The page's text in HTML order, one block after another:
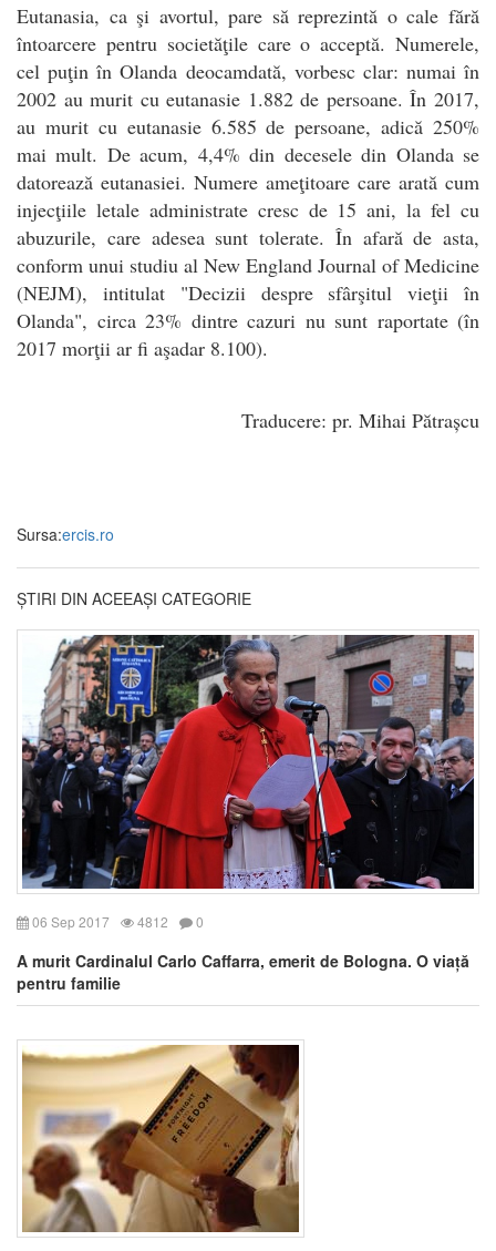
Eutanasia, ca şi avortul, pare să reprezintă o cale fără
întoarcere pentru societăţile care o acceptă. Numerele,
cel puţin în Olanda deocamdată, vorbesc clar: numai în
2002 au murit cu eutanasie 1.882 de persoane. În 2017,
au murit cu eutanasie 6.585 de persoane, adică 250%
mai mult. De acum, 4,4% din decesele din Olanda se
datorează eutanasiei. Numere ameţitoare care arată cum
injecţiile letale administrate cresc de 15 ani, la fel cu
abuzurile, care adesea sunt tolerate. În afară de asta,
conform unui studiu al New England Journal of Medicine
(NEJM), intitulat "Decizii despre sfârşitul vieţii în
Olanda", circa 23% dintre cazuri nu sunt raportate (în
2017 morţii ar fi aşadar 8.100).
Traducere: pr. Mihai Pătrașcu
Sursa:ercis.ro
ȘTIRI DIN ACEEAȘI CATEGORIE
06 Sep 2017 4812 0
A murit Cardinalul Carlo Caffarra, emerit de Bologna. O viață
pentru familie